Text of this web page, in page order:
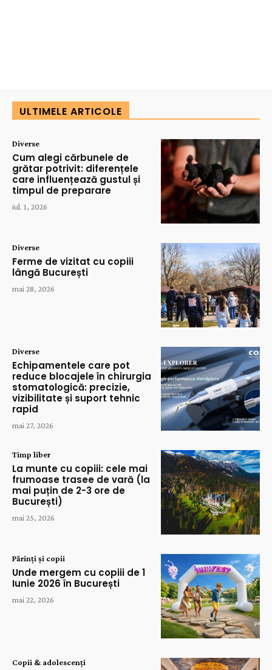
ULTIMELE ARTICOLE
Diverse
Cum alegi cărbunele de
grătar potrivit: diferențele
care influențează gustul și
timpul de preparare
iul. 1, 2026
Diverse
Ferme de vizitat cu copiii
lângă București
mai 28, 2026
Diverse
Echipamentele care pot
reduce blocajele în chirurgia
stomatologică: precizie,
vizibilitate și suport tehnic
rapid
mai 27, 2026
Timp liber
La munte cu copiii: cele mai
frumoase trasee de vară (la
mai puțin de 2-3 ore de
București)
mai 25, 2026
Părinți și copii
Unde mergem cu copiii de 1
Iunie 2026 în București
mai 22, 2026
Copii & adolescenți